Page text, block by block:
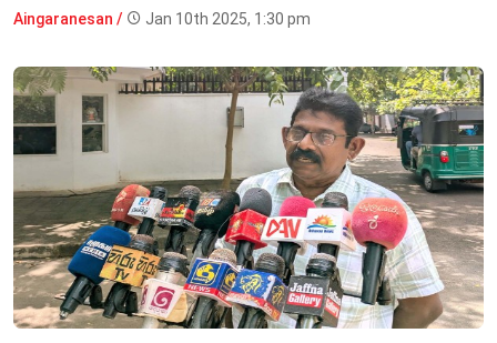
Aingaranesan / Jan 10th 2025, 1:30 pm